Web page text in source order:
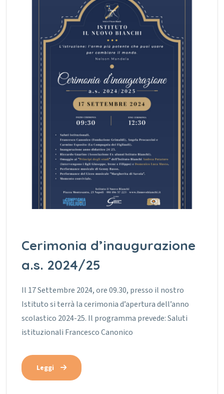
Cerimonia d’inaugurazione
a.s. 2024/25
Il 17 Settembre 2024, ore 09.30, presso il nostro
Istituto si terrà la cerimonia d’apertura dell’anno
scolastico 2024-25. Il programma prevede: Saluti
istituzionali Francesco Canonico
Leggi